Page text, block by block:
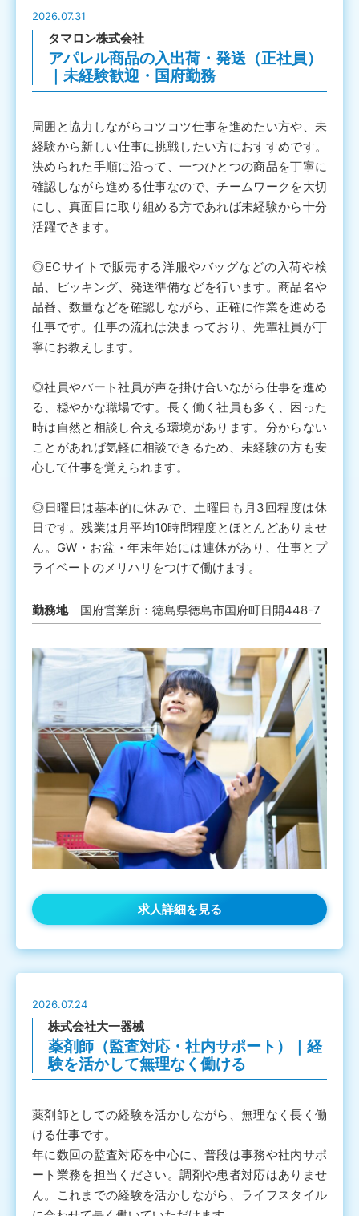
2026.07.31
タマロン株式会社
アパレル商品の入出荷・発送（正社員）
｜未経験歓迎・国府勤務
周囲と協力しながらコツコツ仕事を進めたい方や、未
経験から新しい仕事に挑戦したい方におすすめです。
決められた手順に沿って、一つひとつの商品を丁寧に
確認しながら進める仕事なので、チームワークを大切
にし、真面目に取り組める方であれば未経験から十分
活躍できます。
◎ECサイトで販売する洋服やバッグなどの入荷や検
品、ピッキング、発送準備などを行います。商品名や
品番、数量などを確認しながら、正確に作業を進める
仕事です。仕事の流れは決まっており、先輩社員が丁
寧にお教えします。
◎社員やパート社員が声を掛け合いながら仕事を進め
る、穏やかな職場です。長く働く社員も多く、困った
時は自然と相談し合える環境があります。分からない
ことがあれば気軽に相談できるため、未経験の方も安
心して仕事を覚えられます。
◎日曜日は基本的に休みで、土曜日も月3回程度は休
日です。残業は月平均10時間程度とほとんどありませ
ん。GW・お盆・年末年始には連休があり、仕事とプ
ライベートのメリハリをつけて働けます。
勤務地 国府営業所：徳島県徳島市国府町日開448-7
求人詳細を見る
2026.07.24
株式会社大一器械
薬剤師（監査対応・社内サポート）｜経
験を活かして無理なく働ける
薬剤師としての経験を活かしながら、無理なく長く働
ける仕事です。
年に数回の監査対応を中心に、普段は事務や社内サポ
ート業務を担当ください。調剤や患者対応はありませ
ん。これまでの経験を活かしながら、ライフスタイル